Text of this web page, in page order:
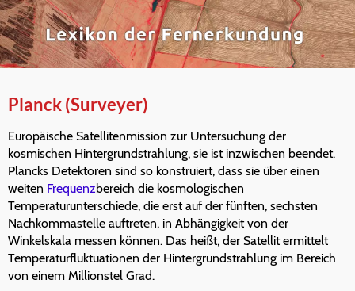
Planck (Surveyer)
Europäische Satellitenmission zur Untersuchung der
kosmischen Hintergrundstrahlung, sie ist inzwischen beendet.
Plancks Detektoren sind so konstruiert, dass sie über einen
weiten Frequenzbereich die kosmologischen
Temperaturunterschiede, die erst auf der fünften, sechsten
Nachkommastelle auftreten, in Abhängigkeit von der
Winkelskala messen können. Das heißt, der Satellit ermittelt
Temperaturfluktuationen der Hintergrundstrahlung im Bereich
von einem Millionstel Grad.